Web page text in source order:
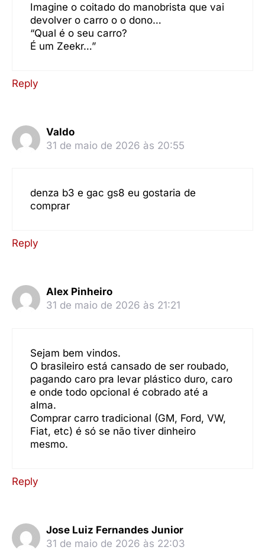
Imagine o coitado do manobrista que vai
devolver o carro o o dono…
“Qual é o seu carro?
É um Zeekr…”
Reply
Valdo
31 de maio de 2026 às 20:55
denza b3 e gac gs8 eu gostaria de
comprar
Reply
Alex Pinheiro
31 de maio de 2026 às 21:21
Sejam bem vindos.
O brasileiro está cansado de ser roubado,
pagando caro pra levar plástico duro, caro
e onde todo opcional é cobrado até a
alma.
Comprar carro tradicional (GM, Ford, VW,
Fiat, etc) é só se não tiver dinheiro
mesmo.
Reply
Jose Luiz Fernandes Junior
31 de maio de 2026 às 22:03